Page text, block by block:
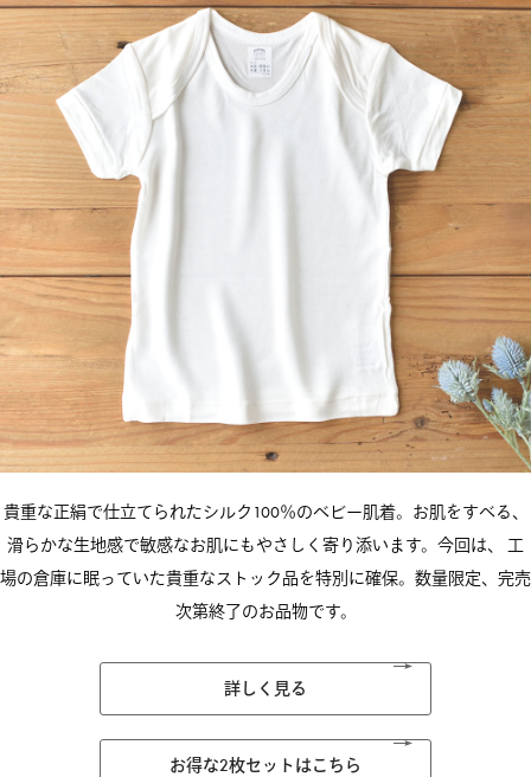
貴重な正絹で仕立てられたシルク100％のベビー肌着。お肌をすべる、
滑らかな生地感で敏感なお肌にもやさしく寄り添います。今回は、 工
場の倉庫に眠っていた貴重なストック品を特別に確保。数量限定、完売
次第終了のお品物です。
詳しく見る
お得な2枚セットはこちら